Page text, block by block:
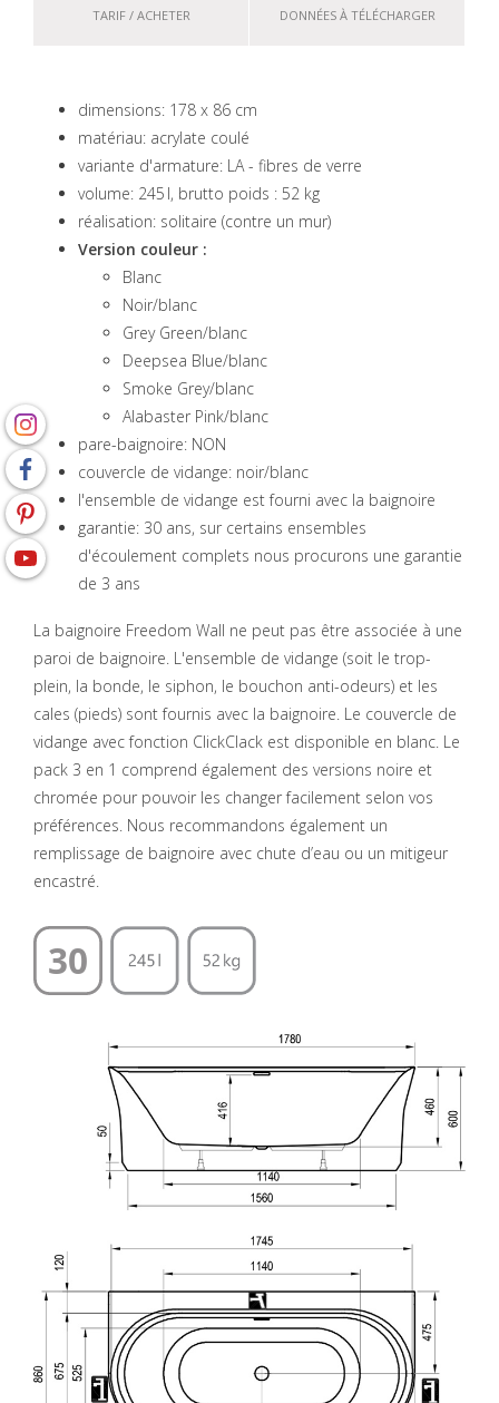
TARIF / ACHETER DONNÉES À TÉLÉCHARGER
dimensions: 178 x 86 cm
matériau: acrylate coulé
variante d'armature: LA - fibres de verre
volume: 245 l, brutto poids : 52 kg
réalisation: solitaire (contre un mur)
Version couleur :
Blanc
Noir/blanc
Grey Green/blanc
Deepsea Blue/blanc
Smoke Grey/blanc
Alabaster Pink/blanc
pare-baignoire: NON
couvercle de vidange: noir/blanc
l'ensemble de vidange est fourni avec la baignoire
garantie: 30 ans, sur certains ensembles
d'écoulement complets nous procurons une garantie
de 3 ans
La baignoire Freedom Wall ne peut pas être associée à une
paroi de baignoire. L'ensemble de vidange (soit le trop-
plein, la bonde, le siphon, le bouchon anti-odeurs) et les
cales (pieds) sont fournis avec la baignoire. Le couvercle de
vidange avec fonction ClickClack est disponible en blanc. Le
pack 3 en 1 comprend également des versions noire et
chromée pour pouvoir les changer facilement selon vos
préférences. Nous recommandons également un
remplissage de baignoire avec chute d’eau ou un mitigeur
encastré.